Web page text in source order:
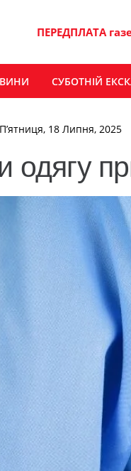
ПЕРЕДПЛАТА
СУБОТНІЙ
18 Липня, 2025
одягу